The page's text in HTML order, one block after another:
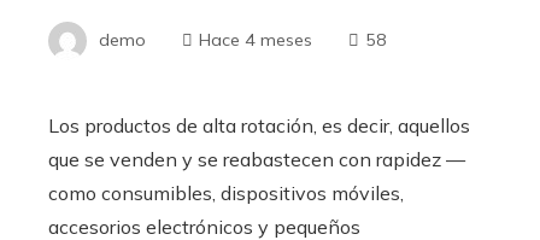
demo Hace 4 meses 58
Los productos de alta rotación, es decir, aquellos
que se venden y se reabastecen con rapidez —
como consumibles, dispositivos móviles,
accesorios electrónicos y pequeños